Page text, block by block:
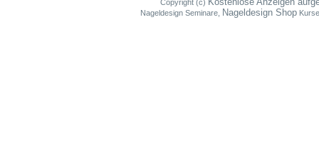
Copyright (c)
Nageldesign Seminare, Nageldesign Shop